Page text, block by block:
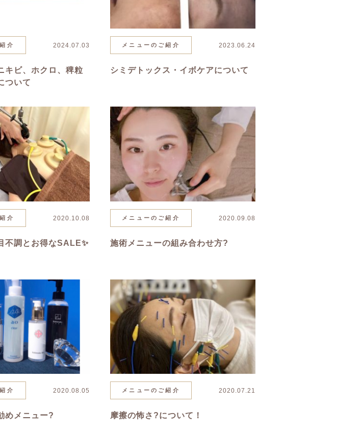
介 2024.07.03
キビ、ホクロ、稗粒
ついて
メニューのご紹介 2023.06.24
シミデトックス・イボケアについて
介 2020.10.08
不調とお得なSALE✨
メニューのご紹介 2020.09.08
施術メニューの組み合わせ方?
介 2020.08.05
めメニュー?
メニューのご紹介 2020.07.21
摩擦の怖さ?について！